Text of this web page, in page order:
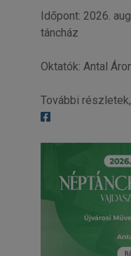
Időpont: 2026.
táncház
Oktatók: Antal
További